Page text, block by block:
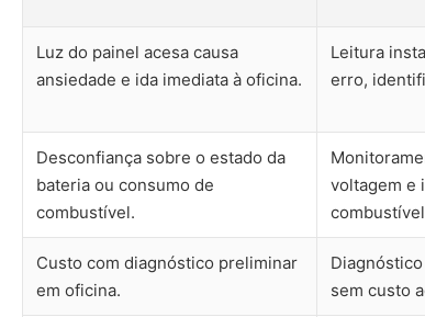
Luz do painel acesa causa
ansiedade e ida imediata à oficina.
Leitura
erro,
Desconfiança sobre o estado da
bateria ou consumo de
combustível.
voltagem e
Custo com diagnóstico preliminar
em oficina.
sem custo